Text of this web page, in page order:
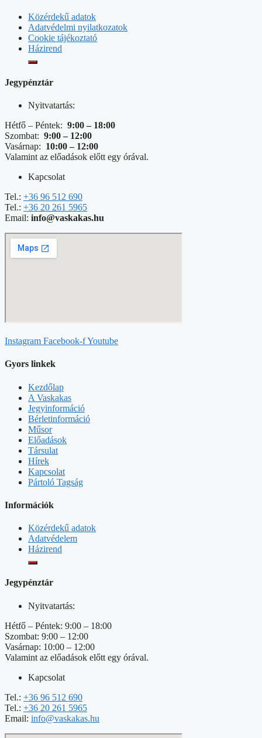
Közérdekű adatok
Adatvédelmi nyilatkozatok
Cookie tájékoztató
Házirend
Jegypénztár
Nyitvatartás:
Hétfő – Péntek: 9:00 – 18:00
Szombat: 9:00 – 12:00
Vasárnap: 10:00 – 12:00
Valamint az előadások előtt egy órával.
Kapcsolat
Tel.: +36 96 512 690
Tel.: +36 20 261 5965
Email: info@vaskakas.hu
Instagram Facebook-fYoutube
Gyors linkek
Kezdőlap
A Vaskakas
Jegyinformáció
Bérletinformáció
Műsor
Előadások
Társulat
Hírek
Kapcsolat
Pártoló Tagság
Információk
Közérdekű adatok
Adatvédelem
Házirend
Jegypénztár
Nyitvatartás:
Hétfő – Péntek: 9:00 – 18:00
Szombat: 9:00 – 12:00
Vasárnap: 10:00 – 12:00
Valamint az előadások előtt egy órával.
Kapcsolat
Tel.: +36 96 512 690
Tel.: +36 20 261 5965
Email: info@vaskakas.hu